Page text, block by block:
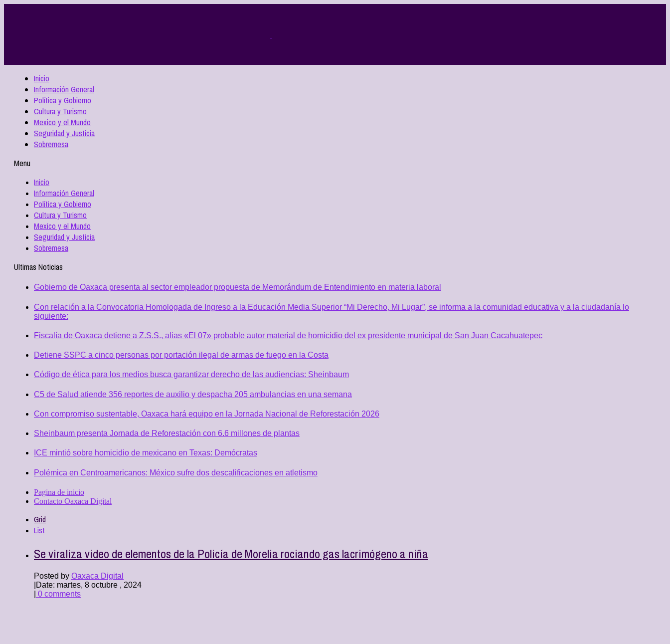
Inicio
Información General
Política y Gobierno
Cultura y Turismo
Mexico y el Mundo
Seguridad y Justicia
Sobremesa
Menu
Inicio
Información General
Política y Gobierno
Cultura y Turismo
Mexico y el Mundo
Seguridad y Justicia
Sobremesa
Ultimas Noticias
Gobierno de Oaxaca presenta al sector empleador propuesta de Memorándum de Entendimiento en materia laboral
Con relación a la Convocatoria Homologada de Ingreso a la Educación Media Superior “Mi Derecho, Mi Lugar”, se informa a la comunidad educativa y a la ciudadanía lo
siguiente:
Fiscalía de Oaxaca detiene a Z.S.S., alias «El 07» probable autor material de homicidio del ex presidente municipal de San Juan Cacahuatepec
Detiene SSPC a cinco personas por portación ilegal de armas de fuego en la Costa
Código de ética para los medios busca garantizar derecho de las audiencias: Sheinbaum
C5 de Salud atiende 356 reportes de auxilio y despacha 205 ambulancias en una semana
Con compromiso sustentable, Oaxaca hará equipo en la Jornada Nacional de Reforestación 2026
Sheinbaum presenta Jornada de Reforestación con 6.6 millones de plantas
ICE mintió sobre homicidio de mexicano en Texas: Demócratas
Polémica en Centroamericanos: México sufre dos descalificaciones en atletismo
Pagina de inicio
Contacto Oaxaca Digital
Grid
List
Se viraliza video de elementos de la Policía de Morelia rociando gas lacrimógeno a niña
Posted by Oaxaca Digital
Date: martes, 8 octubre , 2024
0 comments